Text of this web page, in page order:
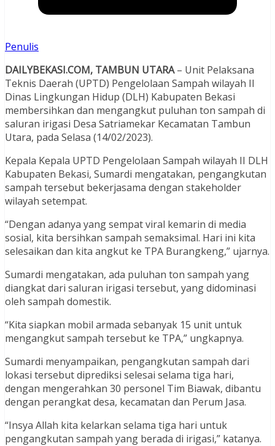
Penulis
DAILYBEKASI.COM, TAMBUN UTARA– Unit Pelaksana
Teknis Daerah (UPTD) Pengelolaan Sampah wilayah II
Dinas Lingkungan Hidup (DLH) Kabupaten Bekasi
membersihkan dan mengangkut puluhan ton sampah di
saluran irigasi Desa Satriamekar Kecamatan Tambun
Utara, pada Selasa (14/02/2023).
Kepala Kepala UPTD Pengelolaan Sampah wilayah II DLH
Kabupaten Bekasi, Sumardi mengatakan, pengangkutan
sampah tersebut bekerjasama dengan stakeholder
wilayah setempat.
“Dengan adanya yang sempat viral kemarin di media
sosial, kita bersihkan sampah semaksimal. Hari ini kita
selesaikan dan kita angkut ke TPA Burangkeng,” ujarnya.
Sumardi mengatakan, ada puluhan ton sampah yang
diangkat dari saluran irigasi tersebut, yang didominasi
oleh sampah domestik.
“Kita siapkan mobil armada sebanyak 15 unit untuk
mengangkut sampah tersebut ke TPA,” ungkapnya.
Sumardi menyampaikan, pengangkutan sampah dari
lokasi tersebut diprediksi selesai selama tiga hari,
dengan mengerahkan 30 personel Tim Biawak, dibantu
dengan perangkat desa, kecamatan dan Perum Jasa.
“Insya Allah kita kelarkan selama tiga hari untuk
pengangkutan sampah yang berada di irigasi,” katanya.